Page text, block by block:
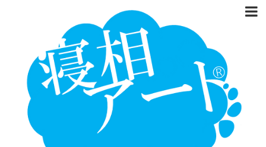
Language
開催情報
動画
ニュース